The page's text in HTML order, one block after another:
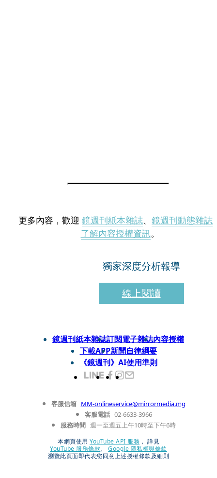
更多內容，歡迎 鏡週刊紙本雜誌、 鏡週刊動態雜誌
了解內容授權資訊。
獨家深度分析報導
線上閱讀
鏡週刊紙本雜誌訂閱電子雜誌內容授權
下載APP新聞自律綱要
《鏡週刊》AI使用準則
客服信箱 MM-onlineservice@mirrormedia.mg
客服電話 02-6633-3966
服務時間 週一至週五上午10時至下午6時
本網頁使用 YouTube API 服務 ， 詳見
YouTube 服務條款、
Google 隱私權與條款
瀏覽此頁面即代表您同意上述授權條款及細則